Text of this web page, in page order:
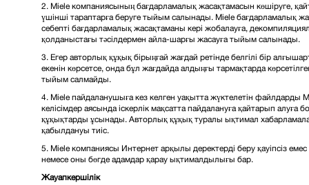
2. Miele компаниясының бағдарламалық жасақтамасын көшіруге,
үшінші тараптарға беруге тыйым салынады. Miele бағдарламалық
себепті бағдарламалық жасақтаманы кері жобалауға,
қолданыстағы тәсілдермен айла-шарғы жасауға тыйым салынады.
3. Егер авторлық құқық бірыңғай жағдай ретінде белгілі бір
екенін көрсетсе, онда бұл жағдайда алдыңғы тармақтарда
тыйым салмайды.
4. Miele пайдаланушыға кез келген уақытта жүктелетін файлдарды
келісімдер аясында іскерлік мақсатта пайдалануға қайтарып алуға
құқықтарды ұсынады. Авторлық құқық туралы ықтимал
қабылдануы тиіс.
5. Miele компаниясы Интернет арқылы деректерді беру қауіпсіз
немесе оны бөгде адамдар қарау ықтималдылығы бар.
Жауапкершілік